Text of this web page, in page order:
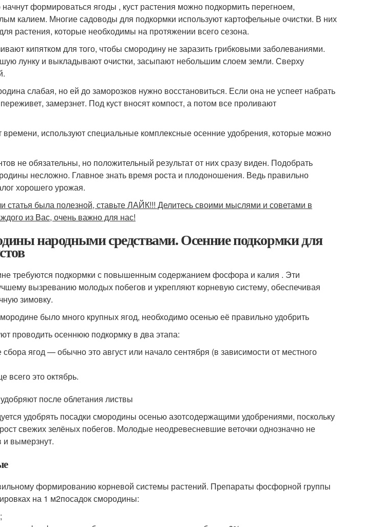
начнут формироваться ягоды , куст растения можно подкормить перегноем,
калием. Многие садоводы для подкормки используют картофельные очистки. В них
растения, которые необходимы на протяжении всего сезона.
кипятком для того, чтобы смородину не заразить грибковыми заболеваниями.
лунку и выкладывают очистки, засыпают небольшим слоем земли. Сверху
слабая, но ей до заморозков нужно восстановиться. Если она не успеет набрать
замерзнет. Под куст вносят компост, а потом все проливают
времени, используют специальные комплексные осенние удобрения, которые можно
не обязательны, но положительный результат от них сразу виден. Подобрать
несложно. Главное знать время роста и плодоношения. Ведь правильно
хорошего урожая.
статья была полезной, ставьте ЛАЙК!!! Делитесь своими мыслями и советами в
из Вас, очень важно для нас!
народными средствами. Осенние подкормки для
требуются подкормки с повышенным содержанием фосфора и калия . Эти
вызреванию молодых побегов и укрепляют корневую систему, обеспечивая
зимовку.
было много крупных ягод, необходимо осенью её правильно удобрить
проводить осеннюю подкормку в два этапа:
сбора ягод — обычно это август или начало сентября (в зависимости от местного
всего это октябрь.
после облетания листвы
удобрять посадки смородины осенью азотсодержащими удобрениями, поскольку
свежих зелёных побегов. Молодые неодревесневшие веточки однозначно не
и вымерзнут.
формированию корневой системы растений. Препараты фосфорной группы
на 1 м2посадок смородины: